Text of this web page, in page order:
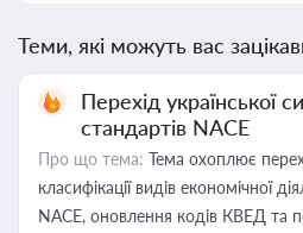
Теми, які можуть вас
Перехід української
стандартів NACE
Про що тема: Тема охоплює
класифікації видів економічної
NACE, оновлення кодів КВЕД та